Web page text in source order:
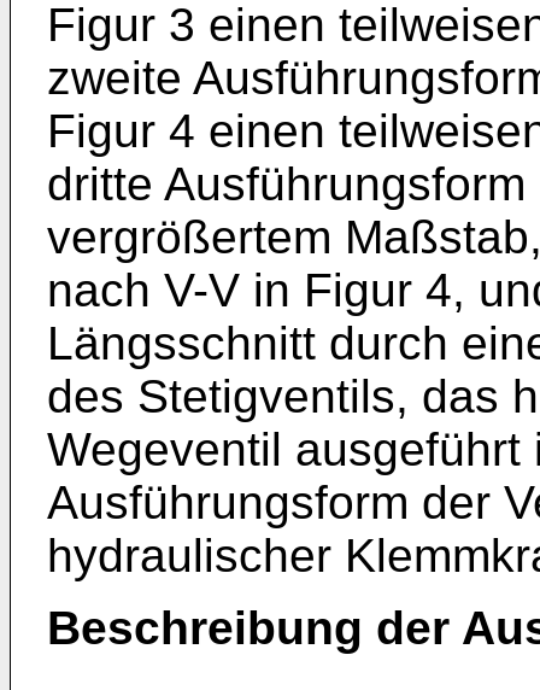
Figur 3 einen
zweite
Figur 4 einen
dritte
vergrößertem
nach V-V in Figur 4,
Längsschnitt durch
des Stetigventils, das
Wegeventil
Ausführungsform der
hydraulischer
Beschreibung der